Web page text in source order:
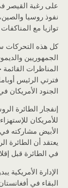
على رغبة القيصر
نفوذ روسيا
توازيا مع
كل هذه التحركات
الجمهوريين
المناظرات
فترتي الرئيس
الجنود الأمريكان
إنفجار الطائرة
للأمريكان
الأبيض مشاركته في
يعتقد أن الطائرة
في الطائرة قبل
الإدارة
البقاء في